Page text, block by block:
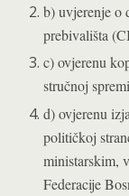
b) uvjerenje o
prebivališta
c) ovjerenu
stručnoj
d) ovjerenu
političkoj
ministarskim,
Federacije